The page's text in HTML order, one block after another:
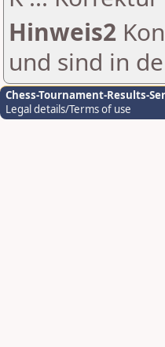
Hinweis2
und sind in
Chess-Tournament-Results-
Legal details/Terms of use